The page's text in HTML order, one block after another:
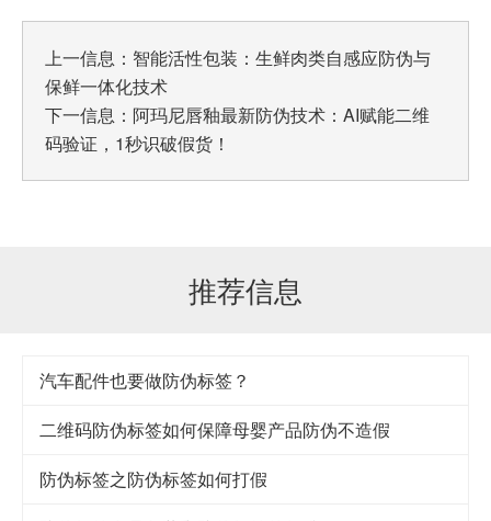
上一信息： 智能活性包装：生鲜肉类自感应防伪与
保鲜一体化技术
下一信息： 阿玛尼唇釉最新防伪技术：AI赋能二维
码验证，1秒识破假货！
推荐信息
汽车配件也要做防伪标签？
二维码防伪标签如何保障母婴产品防伪不造假
防伪标签之防伪标签如何打假